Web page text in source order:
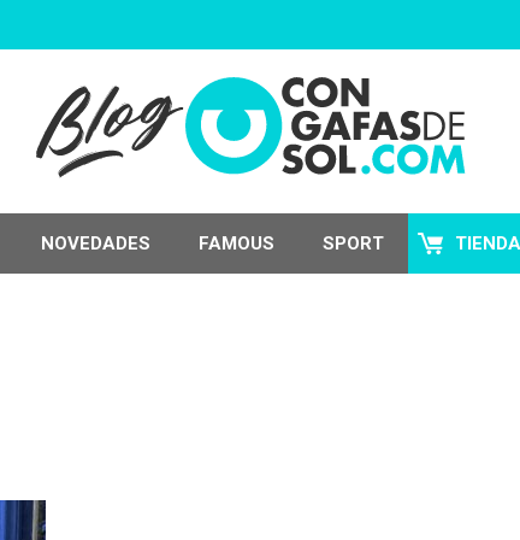
NOVEDADES FAMOUS SPORT TIENDA